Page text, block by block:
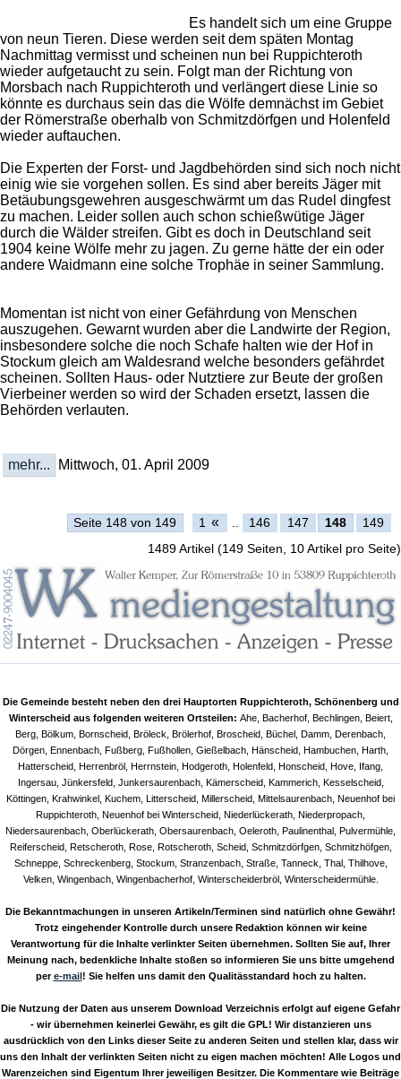
Es handelt sich um eine Gruppe
von neun Tieren. Diese werden seit dem späten Montag
Nachmittag vermisst und scheinen nun bei Ruppichteroth
wieder aufgetaucht zu sein. Folgt man der Richtung von
Morsbach nach Ruppichteroth und verlängert diese Linie so
könnte es durchaus sein das die Wölfe demnächst im Gebiet
der Römerstraße oberhalb von Schmitzdörfgen und Holenfeld
wieder auftauchen.
Die Experten der Forst- und Jagdbehörden sind sich noch nicht
einig wie sie vorgehen sollen. Es sind aber bereits Jäger mit
Betäubungsgewehren ausgeschwärmt um das Rudel dingfest
zu machen. Leider sollen auch schon schießwütige Jäger
durch die Wälder streifen. Gibt es doch in Deutschland seit
1904 keine Wölfe mehr zu jagen. Zu gerne hätte der ein oder
andere Waidmann eine solche Trophäe in seiner Sammlung.
Momentan ist nicht von einer Gefährdung von Menschen
auszugehen. Gewarnt wurden aber die Landwirte der Region,
insbesondere solche die noch Schafe halten wie der Hof in
Stockum gleich am Waldesrand welche besonders gefährdet
scheinen. Sollten Haus- oder Nutztiere zur Beute der großen
Vierbeiner werden so wird der Schaden ersetzt, lassen die
Behörden verlauten.
mehr... Mittwoch, 01. April 2009
Seite 148 von 149 1 « .. 146 147 148
149
1489 Artikel (149 Seiten, 10 Artikel pro Seite)
Die Gemeinde besteht neben den drei Hauptorten Ruppichteroth, Schönenberg und
Winterscheid aus folgenden weiteren Ortsteilen: Ahe, Bacherhof, Bechlingen, Beiert,
Berg, Bölkum, Bornscheid, Bröleck, Brölerhof, Broscheid, Büchel, Damm, Derenbach,
Dörgen, Ennenbach, Fußberg, Fußhollen, Gießelbach, Hänscheid, Hambuchen, Harth,
Hatterscheid, Herrenbröl, Herrnstein, Hodgeroth, Holenfeld, Honscheid, Hove, Ifang,
Ingersau, Jünkersfeld, Junkersaurenbach, Kämerscheid, Kammerich, Kesselscheid,
Köttingen, Krahwinkel, Kuchem, Litterscheid, Millerscheid, Mittelsaurenbach, Neuenhof bei
Ruppichteroth, Neuenhof bei Winterscheid, Niederlückerath, Niederpropach,
Niedersaurenbach, Oberlückerath, Obersaurenbach, Oeleroth, Paulinenthal, Pulvermühle,
Reiferscheid, Retscheroth, Rose, Rotscheroth, Scheid, Schmitzdörfgen, Schmitzhöfgen,
Schneppe, Schreckenberg, Stockum, Stranzenbach, Straße, Tanneck, Thal, Thilhove,
Velken, Wingenbach, Wingenbacherhof, Winterscheiderbröl, Winterscheidermühle.
Die Bekanntmachungen in unseren Artikeln/Terminen sind natürlich ohne Gewähr!
Trotz eingehender Kontrolle durch unsere Redaktion können wir keine
Verantwortung für die Inhalte verlinkter Seiten übernehmen. Sollten Sie auf, Ihrer
Meinung nach, bedenkliche Inhalte stoßen so informieren Sie uns bitte umgehend
pere-mail! Sie helfen uns damit den Qualitässtandard hoch zu halten.
Die Nutzung der Daten aus unserem Download Verzeichnis erfolgt auf eigene Gefahr
- wir übernehmen keinerlei Gewähr, es gilt die GPL! Wir distanzieren uns
ausdrücklich von den Links dieser Seite zu anderen Seiten und stellen klar, dass wir
uns den Inhalt der verlinkten Seiten nicht zu eigen machen möchten! Alle Logos und
Warenzeichen sind Eigentum Ihrer jeweiligen Besitzer. Die Kommentare wie Beiträge